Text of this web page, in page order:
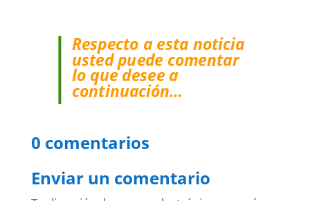
Respecto a esta noticia
usted puede comentar
lo que desee a
continuación…
0 comentarios
Enviar un comentario